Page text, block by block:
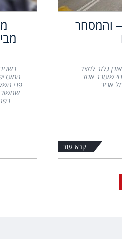
והמסחר
גלזר למצב
שעובר אחד
אביב
קרא עוד
פני
שחשוב